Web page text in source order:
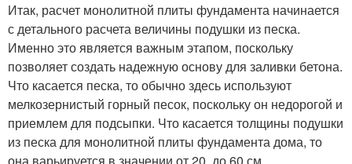
Итак, расчет монолитной плиты фундамента начинается
с детального расчета величины подушки из песка.
Именно это является важным этапом, поскольку
позволяет создать надежную основу для заливки бетона.
Что касается песка, то обычно здесь используют
мелкозернистый горный песок, поскольку он недорогой и
приемлем для подсыпки. Что касается толщины подушки
из песка для монолитной плиты фундамента дома, то